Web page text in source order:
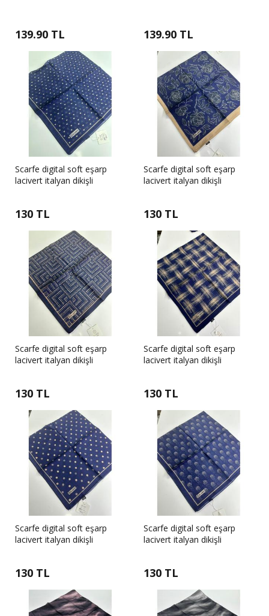
139.90 TL 139.90 TL
Scarfe digital soft eşarp
lacivert italyan dikişli
130 TL
Scarfe digital soft eşarp
lacivert italyan dikişli
130 TL
Scarfe digital soft eşarp
lacivert italyan dikişli
130 TL
Scarfe digital soft eşarp
lacivert italyan dikişli
130 TL
Scarfe digital soft eşarp
lacivert italyan dikişli
130 TL
Scarfe digital soft eşarp
lacivert italyan dikişli
130 TL